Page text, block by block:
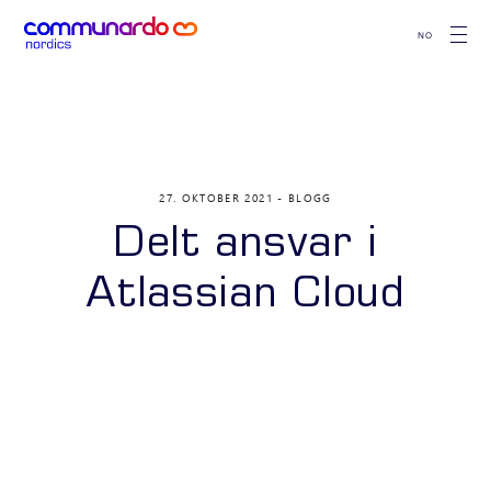
NO
27. OKTOBER 2021 BLOGG
Delt ansvar i
Atlassian Cloud